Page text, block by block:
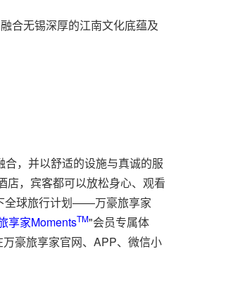
合无锡深厚的江南文化底蕴及
，并以舒适的设施与真诚的服
店，宾客都可以放松身心、观看
全球旅行计划——万豪旅享家
享家MomentsTM"会员专属体
万豪旅享家官网、APP、微信小